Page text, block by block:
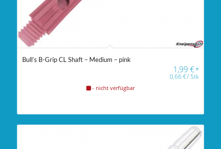
Bull’s B-Grip CL Shaft – Medium – pink
1,99€*
0,66€/Stk
- nicht verfügbar